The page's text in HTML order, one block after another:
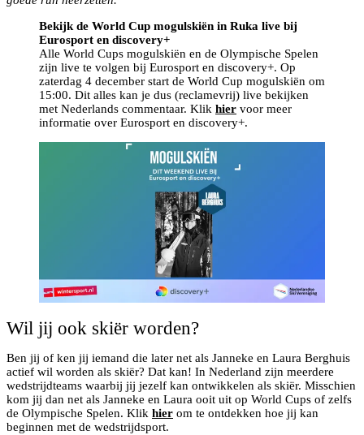
Bekijk de World Cup mogulskiën in Ruka live bij
Eurosport en discovery+
Alle World Cups mogulskiën en de Olympische Spelen
zijn live te volgen bij Eurosport en discovery+. Op
zaterdag 4 december start de World Cup mogulskiën om
15:00. Dit alles kan je dus (reclamevrij) live bekijken
met Nederlands commentaar. Klik hier voor meer
informatie over Eurosport en discovery+.
Wil jij ook skiër worden?
Ben jij of ken jij iemand die later net als Janneke en Laura Berghuis
actief wil worden als skiër? Dat kan! In Nederland zijn meerdere
wedstrijdteams waarbij jij jezelf kan ontwikkelen als skiër. Misschien
kom jij dan net als Janneke en Laura ooit uit op World Cups of zelfs
de Olympische Spelen. Klik hier om te ontdekken hoe jij kan
beginnen met de wedstrijdsport.